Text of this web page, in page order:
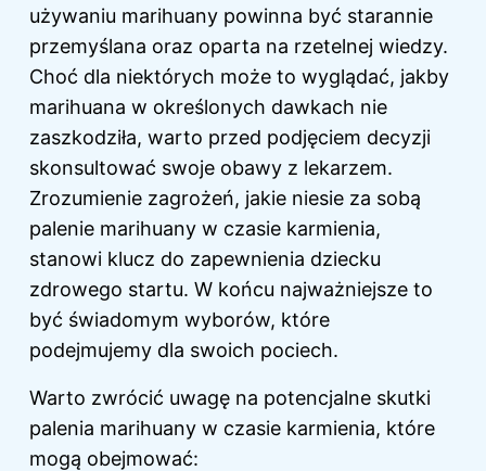
używaniu marihuany powinna być starannie
przemyślana oraz oparta na rzetelnej wiedzy.
Choć dla niektórych może to wyglądać, jakby
marihuana w określonych dawkach nie
zaszkodziła, warto przed podjęciem decyzji
skonsultować swoje obawy z lekarzem.
Zrozumienie zagrożeń, jakie niesie za sobą
palenie marihuany w czasie karmienia,
stanowi klucz do zapewnienia dziecku
zdrowego startu. W końcu najważniejsze to
być świadomym wyborów, które
podejmujemy dla swoich pociech.
Warto zwrócić uwagę na potencjalne skutki
palenia marihuany w czasie karmienia, które
mogą obejmować: